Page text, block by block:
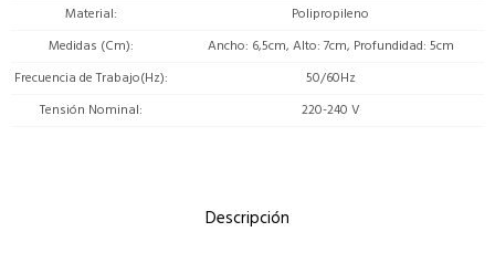
Material
Polipropileno
Medidas (Cm)
Ancho: 6,5cm, Alto: 7cm, Profundidad: 5cm
Frecuencia de Trabajo(Hz)
50/60Hz
Tensión Nominal
220-240 V
Descripción